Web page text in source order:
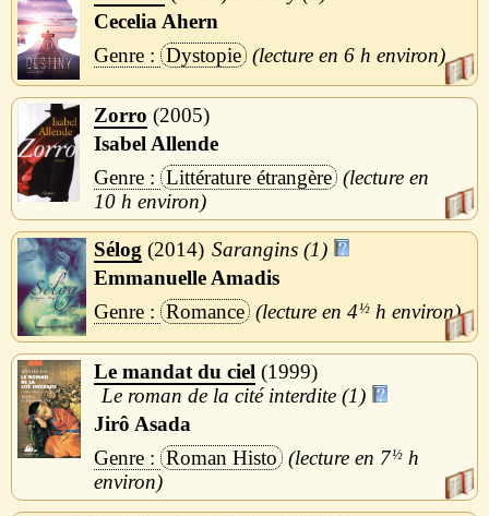
Cecelia Ahern
Dystopie
6 h
Zorro
2005
Isabel Allende
Littérature étrangère
10 h
Sélog 2014
Sarangins (1)
Emmanuelle Amadis
Romance
4½ h
Le mandat du ciel
1999
Le roman de la cité interdite (1)
Jirô Asada
Roman Histo
7½ h